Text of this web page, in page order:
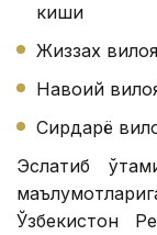
киши
Жиззах
Навоий
Сирдарё
Эслатиб
Ўзбекистон